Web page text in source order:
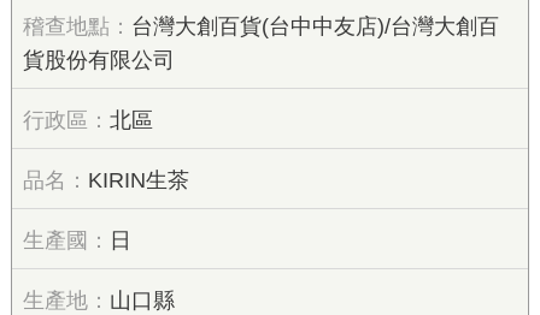
台灣大創百貨(台中中友店)/台灣大創百
貨股份有限公司
北區
KIRIN生茶
日
山口縣